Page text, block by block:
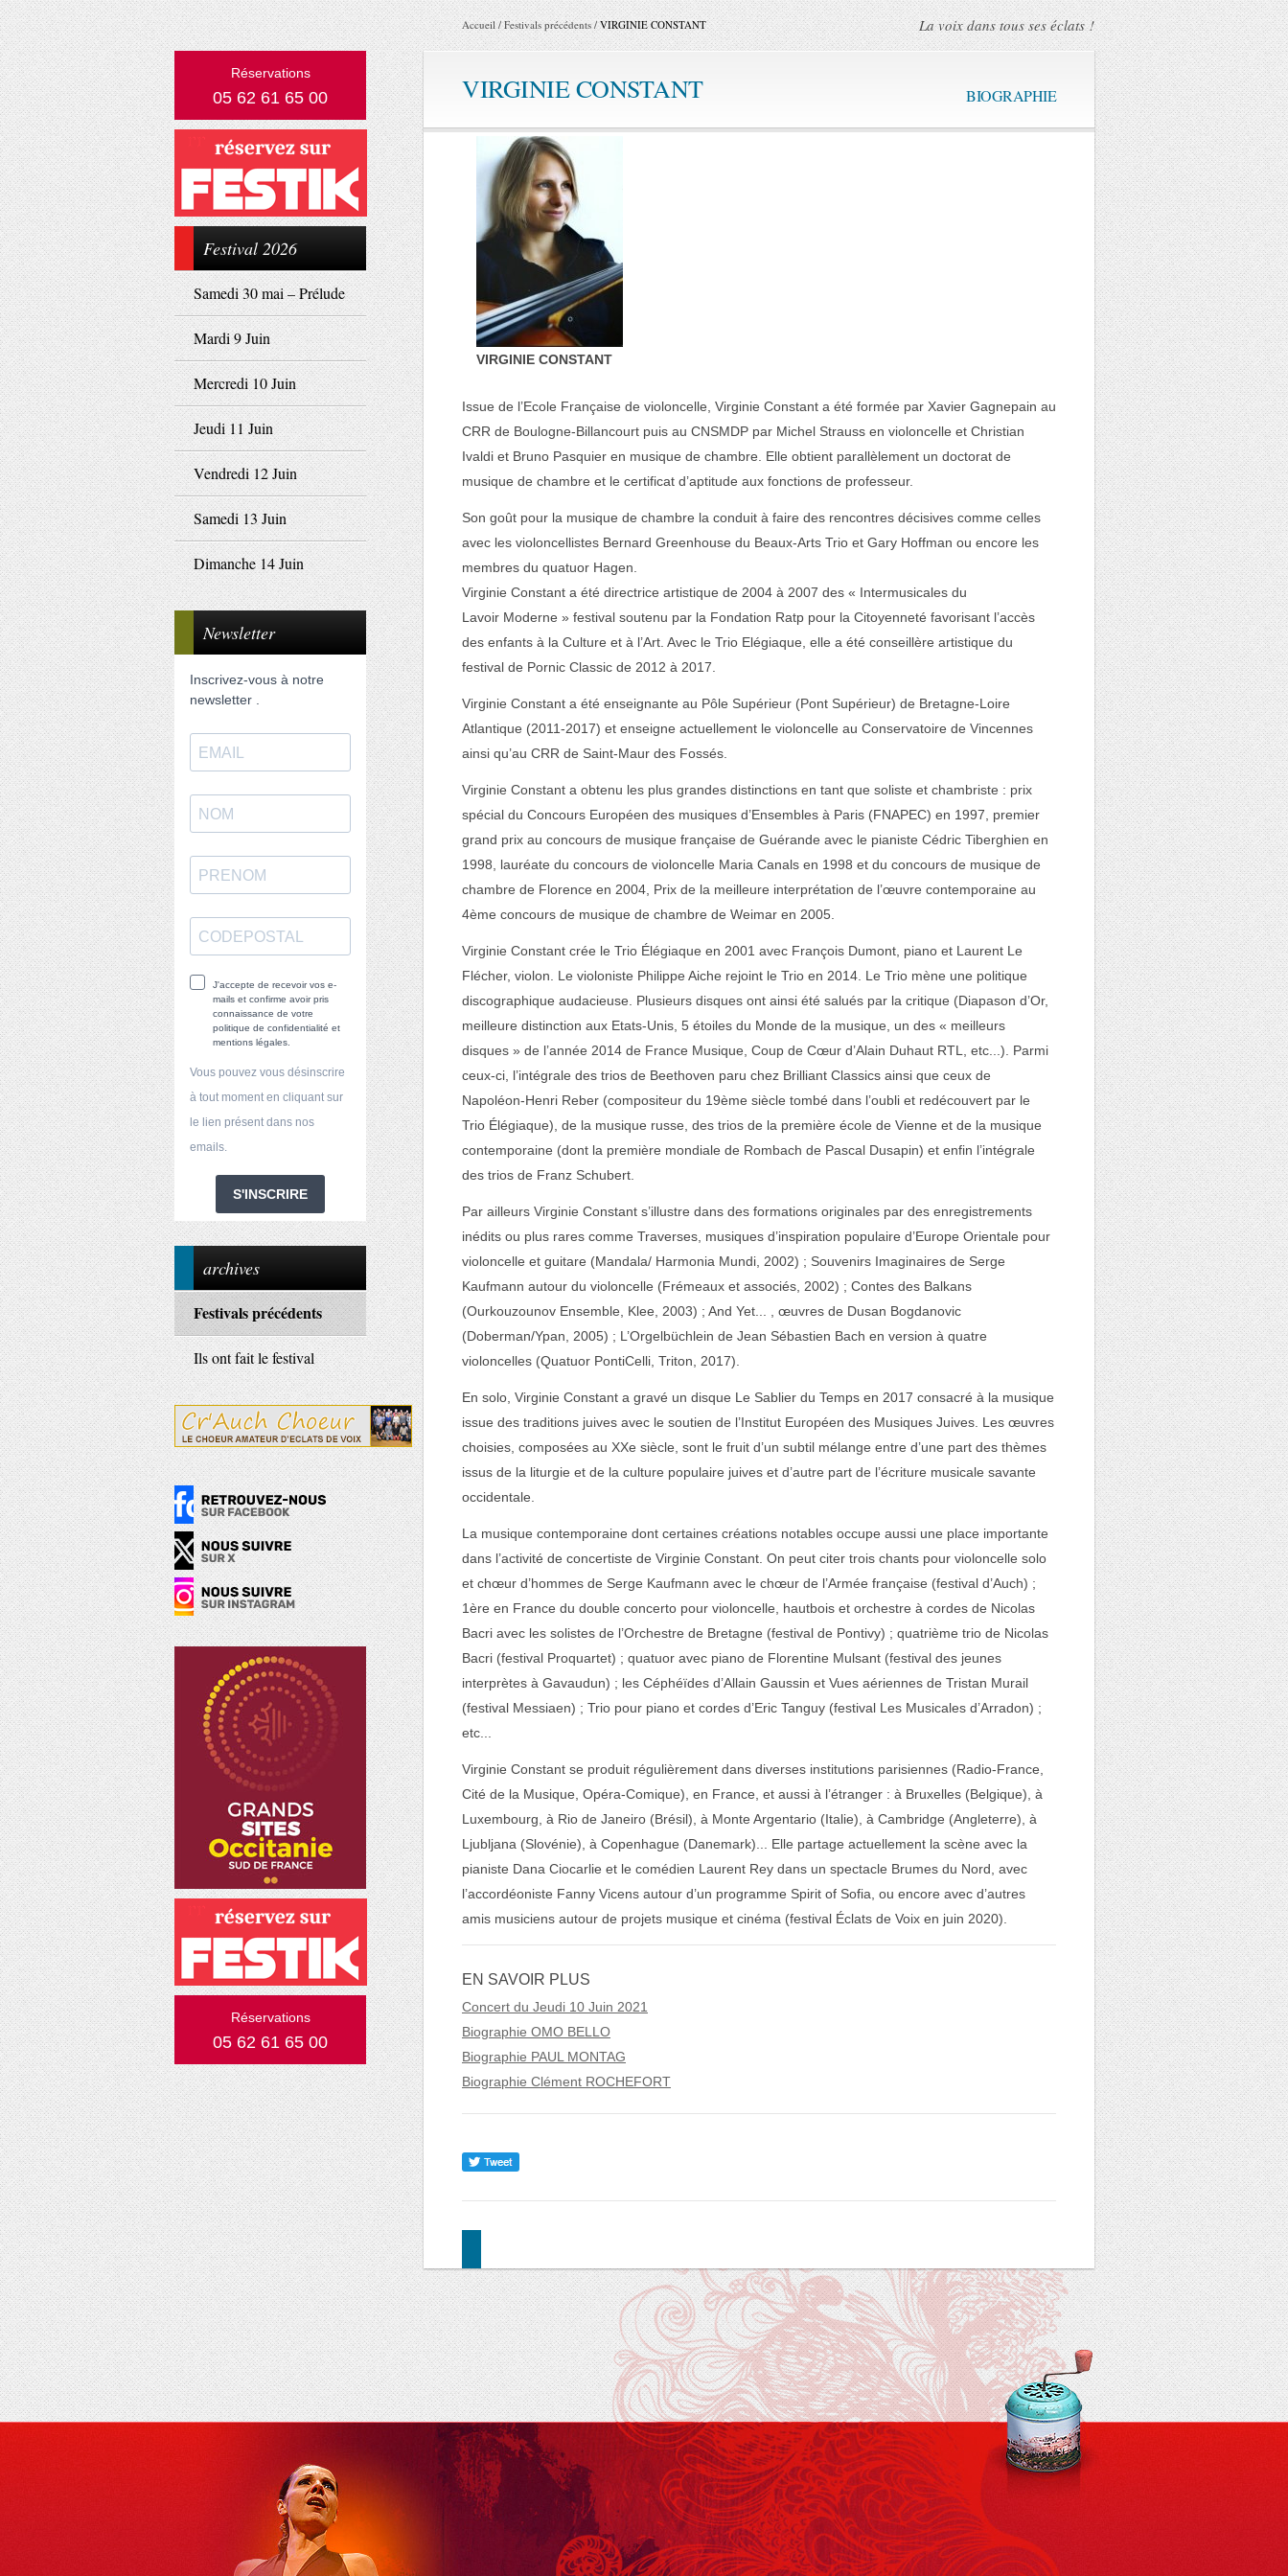
Réservations
05 62 61 65 00
Festival 2026
Samedi 30 mai – Prélude
Mardi 9 Juin
Mercredi 10 Juin
Jeudi 11 Juin
Vendredi 12 Juin
Samedi 13 Juin
Dimanche 14 Juin
Newsletter
Inscrivez-vous à notre
newsletter .
J'accepte de recevoir vos e-
mails et confirme avoir pris
connaissance de votre
politique de confidentialité et
mentions légales.
Vous pouvez vous désinscrire
à tout moment en cliquant sur
le lien présent dans nos
emails.
S'INSCRIRE
archives
Festivals précédents
Ils ont fait le festival
Réservations
05 62 61 65 00
Accueil /Festivals précédents /VIRGINIE CONSTANT La voix dans tous ses éclats !
VIRGINIE CONSTANT BIOGRAPHIE
VIRGINIE CONSTANT
Issue de l’Ecole Française de violoncelle, Virginie Constant a été formée par Xavier Gagnepain au
CRR de Boulogne-Billancourt puis au CNSMDP par Michel Strauss en violoncelle et Christian
Ivaldi et Bruno Pasquier en musique de chambre. Elle obtient parallèlement un doctorat de
musique de chambre et le certificat d’aptitude aux fonctions de professeur.
Son goût pour la musique de chambre la conduit à faire des rencontres décisives comme celles
avec les violoncellistes Bernard Greenhouse du Beaux-Arts Trio et Gary Hoffman ou encore les
membres du quatuor Hagen.
Virginie Constant a été directrice artistique de 2004 à 2007 des « Intermusicales du
Lavoir Moderne » festival soutenu par la Fondation Ratp pour la Citoyenneté favorisant l’accès
des enfants à la Culture et à l’Art. Avec le Trio Elégiaque, elle a été conseillère artistique du
festival de Pornic Classic de 2012 à 2017.
Virginie Constant a été enseignante au Pôle Supérieur (Pont Supérieur) de Bretagne-Loire
Atlantique (2011-2017) et enseigne actuellement le violoncelle au Conservatoire de Vincennes
ainsi qu’au CRR de Saint-Maur des Fossés.
Virginie Constant a obtenu les plus grandes distinctions en tant que soliste et chambriste : prix
spécial du Concours Européen des musiques d’Ensembles à Paris (FNAPEC) en 1997, premier
grand prix au concours de musique française de Guérande avec le pianiste Cédric Tiberghien en
1998, lauréate du concours de violoncelle Maria Canals en 1998 et du concours de musique de
chambre de Florence en 2004, Prix de la meilleure interprétation de l’œuvre contemporaine au
4ème concours de musique de chambre de Weimar en 2005.
Virginie Constant crée le Trio Élégiaque en 2001 avec François Dumont, piano et Laurent Le
Flécher, violon. Le violoniste Philippe Aiche rejoint le Trio en 2014. Le Trio mène une politique
discographique audacieuse. Plusieurs disques ont ainsi été salués par la critique (Diapason d’Or,
meilleure distinction aux Etats-Unis, 5 étoiles du Monde de la musique, un des « meilleurs
disques » de l’année 2014 de France Musique, Coup de Cœur d’Alain Duhaut RTL, etc...). Parmi
ceux-ci, l’intégrale des trios de Beethoven paru chez Brilliant Classics ainsi que ceux de
Napoléon-Henri Reber (compositeur du 19ème siècle tombé dans l’oubli et redécouvert par le
Trio Élégiaque), de la musique russe, des trios de la première école de Vienne et de la musique
contemporaine (dont la première mondiale de Rombach de Pascal Dusapin) et enfin l’intégrale
des trios de Franz Schubert.
Par ailleurs Virginie Constant s’illustre dans des formations originales par des enregistrements
inédits ou plus rares comme Traverses, musiques d’inspiration populaire d’Europe Orientale pour
violoncelle et guitare (Mandala/ Harmonia Mundi, 2002) ; Souvenirs Imaginaires de Serge
Kaufmann autour du violoncelle (Frémeaux et associés, 2002) ; Contes des Balkans
(Ourkouzounov Ensemble, Klee, 2003) ; And Yet... , œuvres de Dusan Bogdanovic
(Doberman/Ypan, 2005) ; L’Orgelbüchlein de Jean Sébastien Bach en version à quatre
violoncelles (Quatuor PontiCelli, Triton, 2017).
En solo, Virginie Constant a gravé un disque Le Sablier du Temps en 2017 consacré à la musique
issue des traditions juives avec le soutien de l’Institut Européen des Musiques Juives. Les œuvres
choisies, composées au XXe siècle, sont le fruit d’un subtil mélange entre d’une part des thèmes
issus de la liturgie et de la culture populaire juives et d’autre part de l’écriture musicale savante
occidentale.
La musique contemporaine dont certaines créations notables occupe aussi une place importante
dans l’activité de concertiste de Virginie Constant. On peut citer trois chants pour violoncelle solo
et chœur d’hommes de Serge Kaufmann avec le chœur de l’Armée française (festival d’Auch) ;
1ère en France du double concerto pour violoncelle, hautbois et orchestre à cordes de Nicolas
Bacri avec les solistes de l’Orchestre de Bretagne (festival de Pontivy) ; quatrième trio de Nicolas
Bacri (festival Proquartet) ; quatuor avec piano de Florentine Mulsant (festival des jeunes
interprètes à Gavaudun) ; les Céphéïdes d’Allain Gaussin et Vues aériennes de Tristan Murail
(festival Messiaen) ; Trio pour piano et cordes d’Eric Tanguy (festival Les Musicales d’Arradon) ;
etc...
Virginie Constant se produit régulièrement dans diverses institutions parisiennes (Radio-France,
Cité de la Musique, Opéra-Comique), en France, et aussi à l’étranger : à Bruxelles (Belgique), à
Luxembourg, à Rio de Janeiro (Brésil), à Monte Argentario (Italie), à Cambridge (Angleterre), à
Ljubljana (Slovénie), à Copenhague (Danemark)... Elle partage actuellement la scène avec la
pianiste Dana Ciocarlie et le comédien Laurent Rey dans un spectacle Brumes du Nord, avec
l’accordéoniste Fanny Vicens autour d’un programme Spirit of Sofia, ou encore avec d’autres
amis musiciens autour de projets musique et cinéma (festival Éclats de Voix en juin 2020).
EN SAVOIR PLUS
Concert du Jeudi 10 Juin 2021
Biographie OMO BELLO
Biographie PAUL MONTAG
Biographie Clément ROCHEFORT